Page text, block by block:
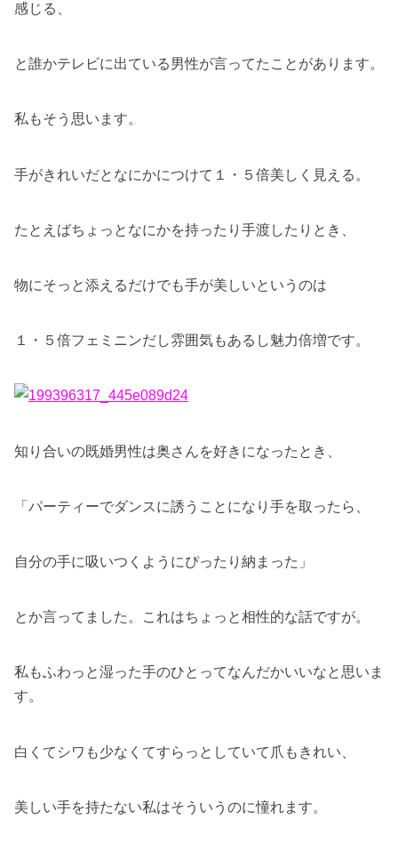
感じる、
と誰かテレビに出ている男性が言ってたことがあります。
私もそう思います。
手がきれいだとなにかにつけて１・５倍美しく見える。
たとえばちょっとなにかを持ったり手渡したりとき、
物にそっと添えるだけでも手が美しいというのは
１・５倍フェミニンだし雰囲気もあるし魅力倍増です。
知り合いの既婚男性は奥さんを好きになったとき、
「パーティーでダンスに誘うことになり手を取ったら、
自分の手に吸いつくようにぴったり納まった」
とか言ってました。これはちょっと相性的な話ですが。
私もふわっと湿った手のひとってなんだかいいなと思いま
す。
白くてシワも少なくてすらっとしていて爪もきれい、
美しい手を持たない私はそういうのに憧れます。